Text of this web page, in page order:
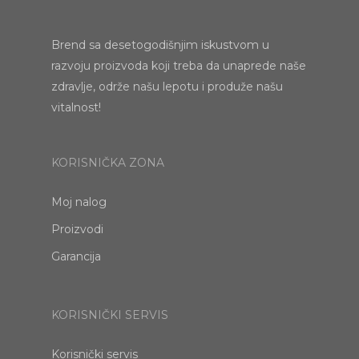
Brend sa desetogodišnjim iskustvom u
razvoju proizvoda koji treba da unaprede naše
zdravlje, održe našu lepotu i produže našu
vitalnost!
KORISNIČKA ZONA
Moj nalog
Proizvodi
Garancija
KORISNIČKI SERVIS
Korisnički servis